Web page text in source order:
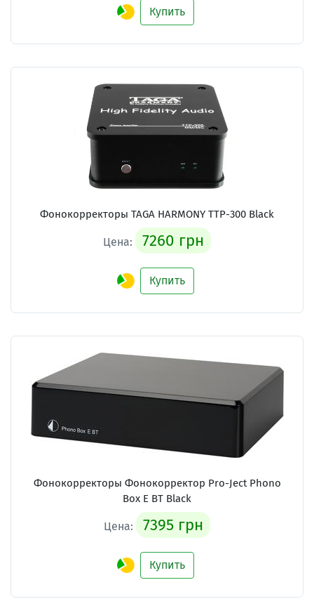
Купить
Фонокорректоры TAGA HARMONY TTP-300 Black
Цена: 7260 грн
Купить
Фонокорректоры Фонокорректор Pro-Ject Phono
Box E BT Black
Цена: 7395 грн
Купить